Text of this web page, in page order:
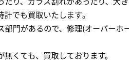
計でも買取いたします｡
部門があるので、修理(オーバー
くても、買取しております。